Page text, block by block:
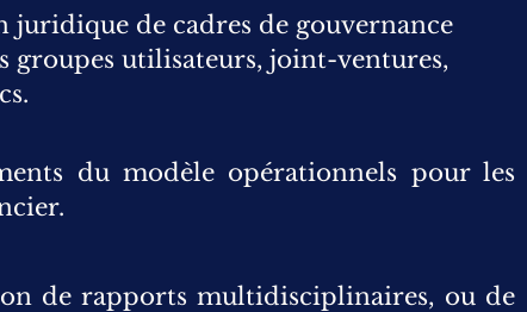
juridique de cadres de gouvernance
groupes utilisateurs, joint-ventures,
du modèle opérationnels pour les
de rapports multidisciplinaires, ou de